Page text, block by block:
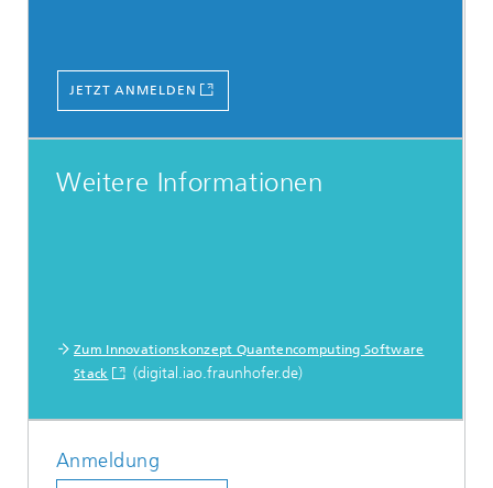
JETZT ANMELDEN
Weitere Informationen
Zum Innovationskonzept Quantencomputing Software
Stack
(digital.iao.fraunhofer.de)
Anmeldung